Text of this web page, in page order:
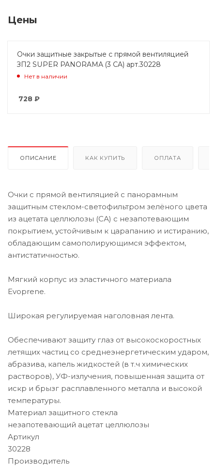
Цены
Очки защитные закрытые с прямой вентиляцией
ЗП2 SUPER PANORAMA (3 CA) арт.30228
Нет в наличии
728 ₽
ОПИСАНИЕ КАК КУПИТЬ ОПЛАТА
Очки с прямой вентиляцией с панорамным
защитным стеклом-светофильтром зелёного цвета
из ацетата целлюлозы (СА) с незапотевающим
покрытием, устойчивым к царапанию и истиранию,
обладающим самополирующимся эффектом,
антистатичностью.
Мягкий корпус из эластичного материала
Evoprene.
Широкая регулируемая наголовная лента.
Обеспечивают защиту глаз от высокоскоростных
летящих частиц со среднеэнергетическим ударом,
абразива, капель жидкостей (в т.ч химических
растворов), УФ-излучения, повышенная защита от
искр и брызг расплавленного металла и высокой
температуры.
Материал защитного стекла
незапотевающий ацетат целлюлозы
Артикул
30228
Производитель